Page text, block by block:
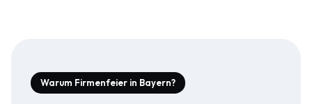
Warum Firmenfeier in Bayern?